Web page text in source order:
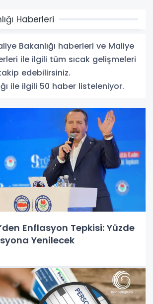
Haberleri
Bakanlığı haberleri ve Maliye
ile ilgili tüm sıcak gelişmeleri
edebilirsiniz.
ile ilgili 50 haber listeleniyor.
Enflasyon Tepkisi: Yüzde
Yenilecek